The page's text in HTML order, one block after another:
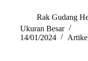
Rak Gudang
Ukuran Besar
14/01/2024